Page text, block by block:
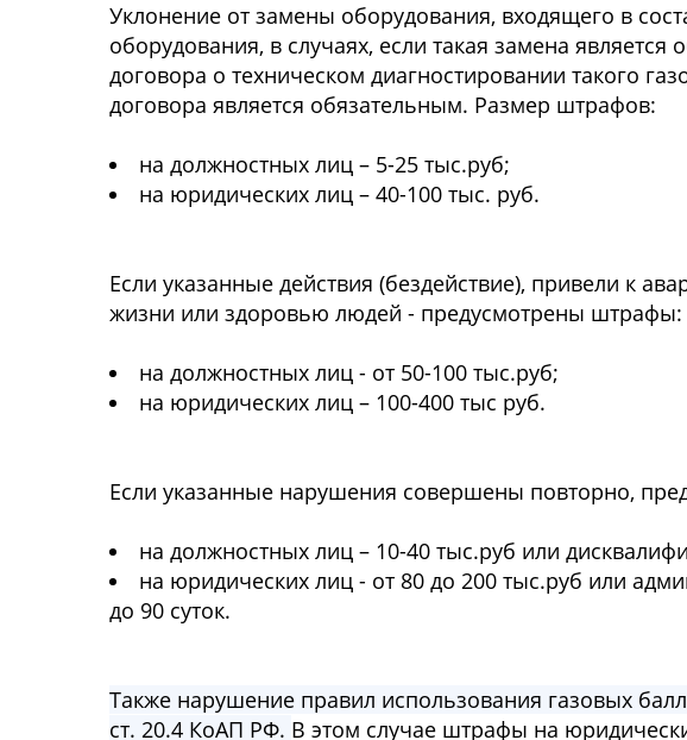
Уклонение от замены оборудования, входящего в
оборудования, в случаях, если такая замена
договора о техническом диагностировании такого
договора является обязательным. Размер штрафов:
на должностных лиц – 5-25 тыс.руб;
на юридических лиц – 40-100 тыс. руб.
Если указанные действия (бездействие), привели к
жизни или здоровью людей - предусмотрены штрафы:
на должностных лиц - от 50-100 тыс.руб;
на юридических лиц – 100-400 тыс руб.
Если указанные нарушения совершены повторно,
на должностных лиц – 10-40 тыс.руб или
на юридических лиц - от 80 до 200 тыс.руб или
до 90 суток.
Также нарушение правил использования газовых
ст. 20.4 КоАП РФ. В этом случае штрафы на